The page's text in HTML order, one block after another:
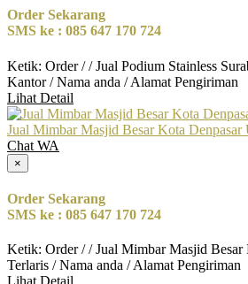
Order Sekarang
SMS ke : 085 647 170 724
Ketik: Order / / Jual Podium Stainless
Kantor / Nama anda / Alamat Pengiriman
Lihat Detail
Jual Mimbar Masjid Besar Kota Denpasar
Chat WA
×
Order Sekarang
SMS ke : 085 647 170 724
Ketik: Order / / Jual Mimbar Masjid Besar
Terlaris / Nama anda / Alamat Pengiriman